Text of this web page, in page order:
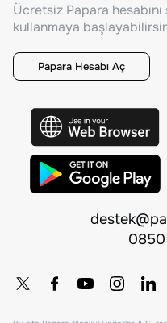
Ücretsiz Papara
kullanmaya
Papara Hesabı Aç
0850